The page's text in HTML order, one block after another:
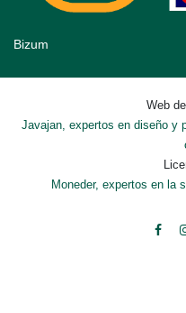
Bizum
Web
Javajan, expertos en diseño y
Moneder, expertos en la